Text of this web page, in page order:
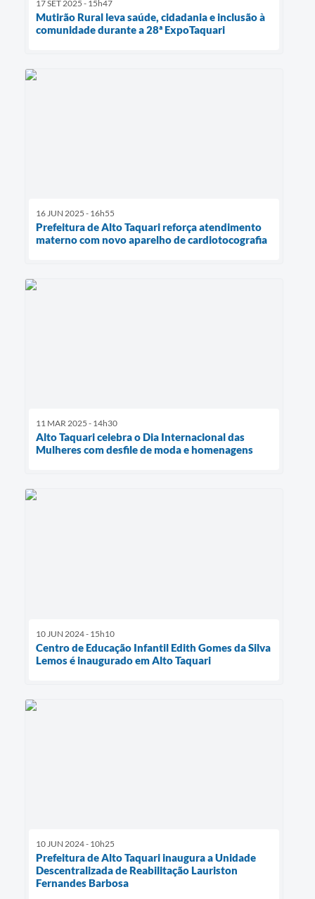
17 SET 2025 - 15h47
Mutirão Rural leva saúde, cidadania e inclusão à
comunidade durante a 28ª ExpoTaquari
16 JUN 2025 - 16h55
Prefeitura de Alto Taquari reforça atendimento
materno com novo aparelho de cardiotocografia
11 MAR 2025 - 14h30
Alto Taquari celebra o Dia Internacional das
Mulheres com desfile de moda e homenagens
10 JUN 2024 - 15h10
Centro de Educação Infantil Edith Gomes da Silva
Lemos é inaugurado em Alto Taquari
10 JUN 2024 - 10h25
Prefeitura de Alto Taquari inaugura a Unidade
Descentralizada de Reabilitação Lauriston
Fernandes Barbosa